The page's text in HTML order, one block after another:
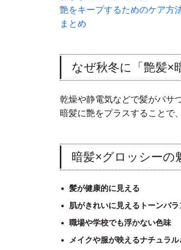
艶をキープするためのケア方
まとめ
なぜ秋冬に「艶髪×
乾燥や静電気などで髪がパサ
暗髪に艶をプラスすることで、
暗髪×グロッシーの
髪が健康的に見える
肌がきれいに見えるトーンバラ
職場や学校でも浮かない色味
メイクや服が映えるナチュラル